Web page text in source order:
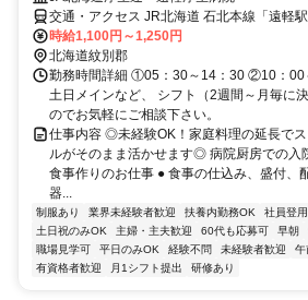
交通・アクセス JR北海道 石北本線「遠軽
時給1,100円～1,250円
北海道紋別郡
勤務時間詳細 ①05：30～14：30 ②10：00
土日メインなど、 シフト（2週間～月毎に
のでお気軽にご相談下さい。
仕事内容 ◎未経験OK！家庭料理の延長で
ルがそのまま活かせます◎ 病院厨房での入
食事作りのお仕事 ● 食事の仕込み、盛付、
器...
制服あり 業界未経験者歓迎 扶養内勤務OK 社員登
土日祝のみOK
主婦・主夫歓迎 60代も応募可 早朝
職場見学可
平日のみOK 経験不問 未経験者歓迎 午
有資格者歓迎
月1シフト提出 研修あり